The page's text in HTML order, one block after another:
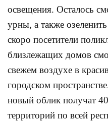
освещения. Осталось
урны, а также
скоро посетители
близлежащих домов
свежем воздухе в
городском
новый облик получат
территорий по всей